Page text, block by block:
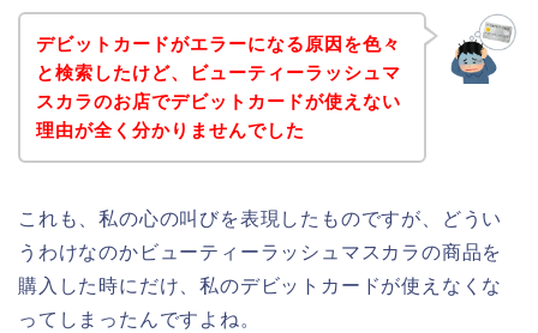
デビットカードがエラーになる原因を色々
と検索したけど、ビューティーラッシュマ
スカラのお店でデビットカードが使えない
理由が全く分かりませんでした
これも、私の心の叫びを表現したものですが、どうい
うわけなのかビューティーラッシュマスカラの商品を
購入した時にだけ、私のデビットカードが使えなくな
ってしまったんですよね。